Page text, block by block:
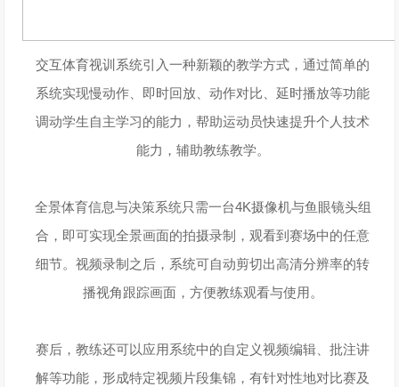
交互体育视训系统引入一种新颖的教学方式，通过简单的
系统实现慢动作、即时回放、动作对比、延时播放等功能
调动学生自主学习的能力，帮助运动员快速提升个人技术
能力，辅助教练教学。
全景体育信息与决策系统只需一台4K摄像机与鱼眼镜头组
合，即可实现全景画面的拍摄录制，观看到赛场中的任意
细节。视频录制之后，系统可自动剪切出高清分辨率的转
播视角跟踪画面，方便教练观看与使用。
赛后，教练还可以应用系统中的自定义视频编辑、批注讲
解等功能，形成特定视频片段集锦，有针对性地对比赛及